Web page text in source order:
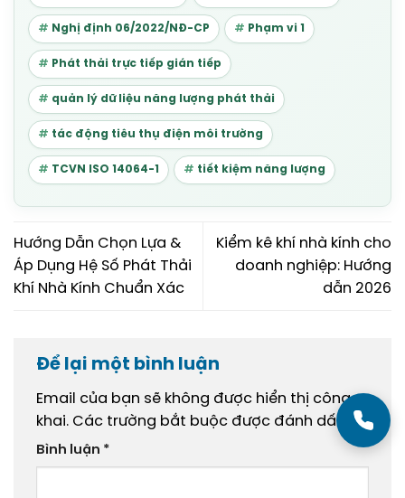
Nghị định 06/2022/NĐ-CP Phạm vi 1
Phát thải trực tiếp gián tiếp
quản lý dữ liệu năng lượng phát thải
tác động tiêu thụ điện môi trường
TCVN ISO 14064-1 tiết kiệm năng lượng
Hướng Dẫn Chọn Lựa &
Áp Dụng Hệ Số Phát Thải
Khí Nhà Kính Chuẩn Xác
Kiểm kê khí nhà kính cho
doanh nghiệp: Hướng
dẫn 2026
Để lại một bình luận
Email của bạn sẽ không được hiển thị công
khai. Các trường bắt buộc được đánh dấu *
Bình luận *